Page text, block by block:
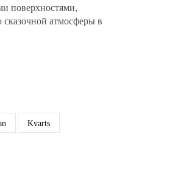
поверхностями,
атмосферы в
Kvarts